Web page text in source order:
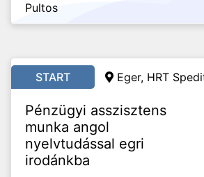
Pultos
START Eger, HRT
Pénzügyi asszisztens
munka angol
nyelvtudással egri
irodánkba